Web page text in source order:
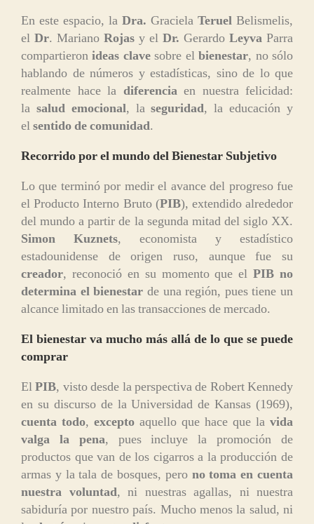
En este espacio, la Dra. Graciela Teruel Belismelis,
el Dr. Mariano Rojas y el Dr. Gerardo Leyva Parra
compartieronideas clavesobre elbienestar, no sólo
hablando de números y estadísticas, sino de lo que
realmente hace la diferenciaen nuestra felicidad:
la salud emocional, laseguridad, la educación y
elsentido de comunidad.
Recorrido por el mundo del Bienestar Subjetivo
Lo que terminó por medir el avance del progreso fue
el Producto Interno Bruto (PIB), extendido alrededor
del mundo a partir de la segunda mitad del siglo XX.
Simon Kuznets, economista y estadístico
estadounidense de origen ruso, aunque fue su
creador, reconoció en su momento que elPIB no
determina el bienestar de una región, pues tiene un
alcance limitado en las transacciones de mercado.
El bienestar va mucho más allá de lo que se puede
comprar
ElPIB, visto desde la perspectiva de Robert Kennedy
en su discurso de la Universidad de Kansas (1969),
cuenta todo, excepto aquello que hace que la vida
valga la pena, pues incluye la promoción de
productos que van de los cigarros a la producción de
armas y la tala de bosques, perono toma en cuenta
nuestra voluntad, ni nuestras agallas, ni nuestra
sabiduría por nuestro país. Mucho menos la salud, ni